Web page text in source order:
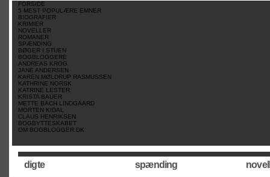
FORSIDE
5 MEST POPULÆRE EMNER
BIOGRAFIER
KRIMIER
NOVELLER
ROMANER
SPÆNDING
BØGER I STUEN
BOGBLOGGERE
ANDREAS KROG
JANE ANDERSEN
KAREN MØLDRUP RASMUSSEN
KATHRINE NORSK
KATRINE LESTER
KRISTA BAUER
METTE BACH LINDGAARD
MORTEN KIDAL
CLAUS HENRIKSEN
BOGBYTTESKABET
OM BOGBLOGGER.DK
digte spænding